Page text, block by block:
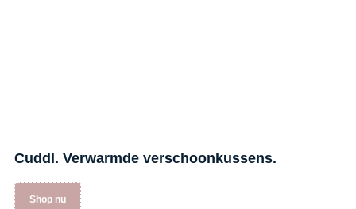
Cuddl. Verwarmde verschoonkussens.
Shop nu